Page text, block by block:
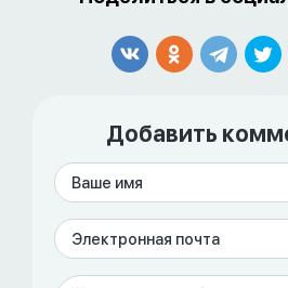
Добавить